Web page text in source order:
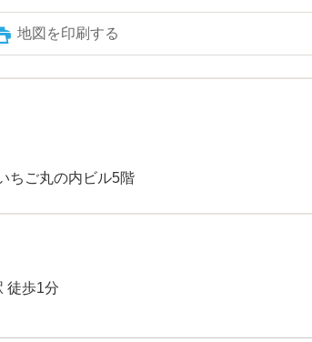
地図を印刷する
ちご丸の内ビル5階
徒歩1分